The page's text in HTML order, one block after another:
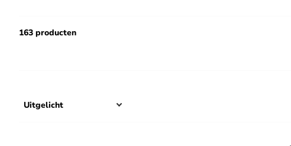
Het handigste aan een dashcam met Wifi is dat je de opgeslagen
Downloaden video's en live
De meest gebruikte functie van
163 producten